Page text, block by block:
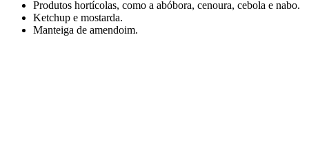
Produtos hortícolas, como a abóbora, cenoura, cebola e nabo.
Ketchup e mostarda.
Manteiga de amendoim.